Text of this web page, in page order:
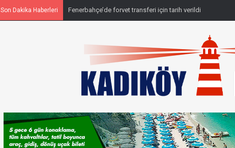
Son Dakika Haberleri Fenerbahçe’de forvet transferi için tarih verildi